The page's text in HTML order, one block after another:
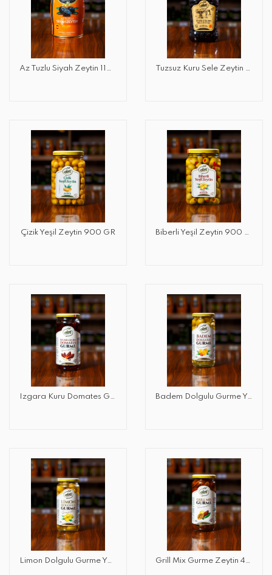
Az Tuzlu Siyah Zeytin 1150 GR Tuzsuz Kuru Sele Zeytin 900 GR
Çizik Yeşil Zeytin 900 GR Biberli Yeşil Zeytin 900 GR
Izgara Kuru Domates Gurme 450 GR Badem Dolgulu Gurme Yeşil Zeytin 265 GR
Limon Dolgulu Gurme Yeşil Zeytin 265 GR Grill Mix Gurme Zeytin 450 GR